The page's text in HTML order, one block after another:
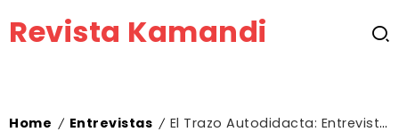
Revista Kamandi
Home / Entrevistas / El Trazo Autodidacta: Entrevista con Juan Sáenz Valiente (2da Parte)